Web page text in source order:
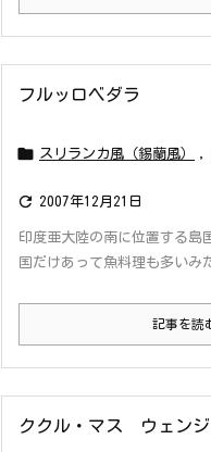
フルッロベダラ
 スリランカ風（錫蘭風） ,
 2007年12月21日
印度亜大陸の南に位置する島
国だけあって魚料理も多い
記事を読
ククル・マス ウェンジ